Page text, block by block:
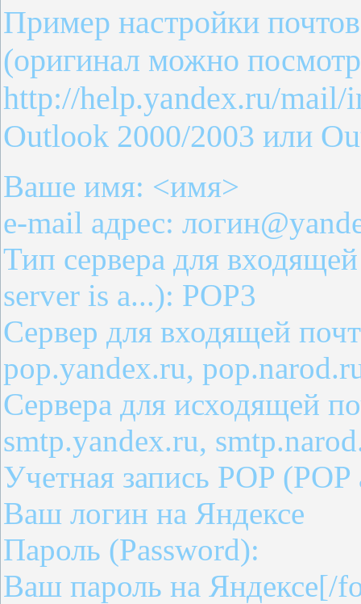
Пример настройки
(оригинал можно
http://help.yandex.ru/mail/
Outlook 2000/2003 или
Ваше имя: <имя>
e-mail адрес:
Тип сервера для
server is a...): POP3
Сервер для входящей
pop.yandex.ru,
Сервера для исходящей
smtp.yandex.ru,
Учетная запись POP
Ваш логин на Яндексе
Пароль (Password):
Ваш пароль на Яндексе[/